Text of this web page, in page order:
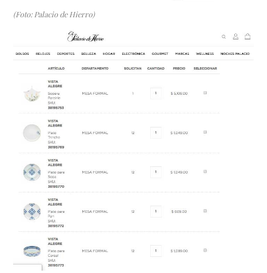
(Foto: Palacio de Hierro)